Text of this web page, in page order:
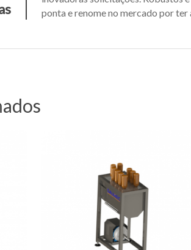
ponta e renome no mercado por